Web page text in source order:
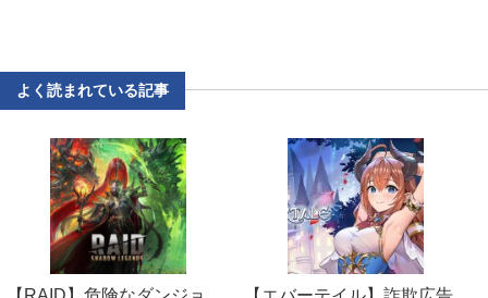
よく読まれている記事